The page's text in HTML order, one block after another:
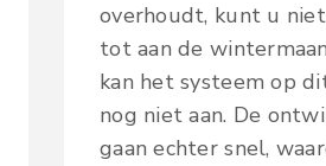
overhoudt, kunt u
tot aan de
kan het systeem op
nog niet aan. De
gaan echter snel,